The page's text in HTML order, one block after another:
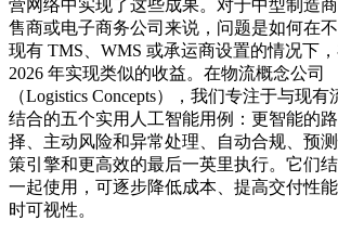
营网络中实现了这些成果。对于中型制造
售商或电子商务公司来说，问题是如何在
现有 TMS、WMS 或承运商设置的情况下
2026 年实现类似的收益。在物流概念公司
（Logistics Concepts），我们专注于与现有
结合的五个实用人工智能用例：更智能的
择、主动风险和异常处理、自动合规、预
策引擎和更高效的最后一英里执行。它们
一起使用，可逐步降低成本、提高交付性
时可视性。